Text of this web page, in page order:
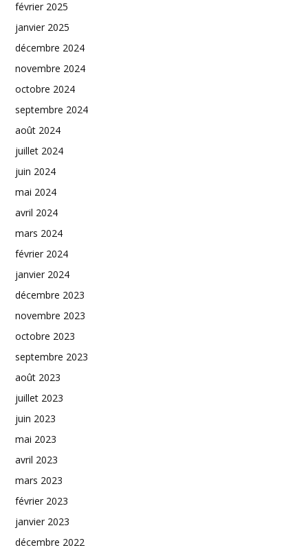
février 2025
janvier 2025
décembre 2024
novembre 2024
octobre 2024
septembre 2024
août 2024
juillet 2024
juin 2024
mai 2024
avril 2024
mars 2024
février 2024
janvier 2024
décembre 2023
novembre 2023
octobre 2023
septembre 2023
août 2023
juillet 2023
juin 2023
mai 2023
avril 2023
mars 2023
février 2023
janvier 2023
décembre 2022